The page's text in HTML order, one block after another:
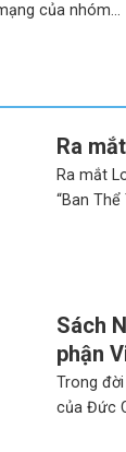
của nhóm...
Ra
Ra mắt
“Ban
Sách
phận
Trong
của Đức